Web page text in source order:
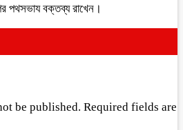
পথসভায বক্তব্য রাখেন।
be published. Required fields are